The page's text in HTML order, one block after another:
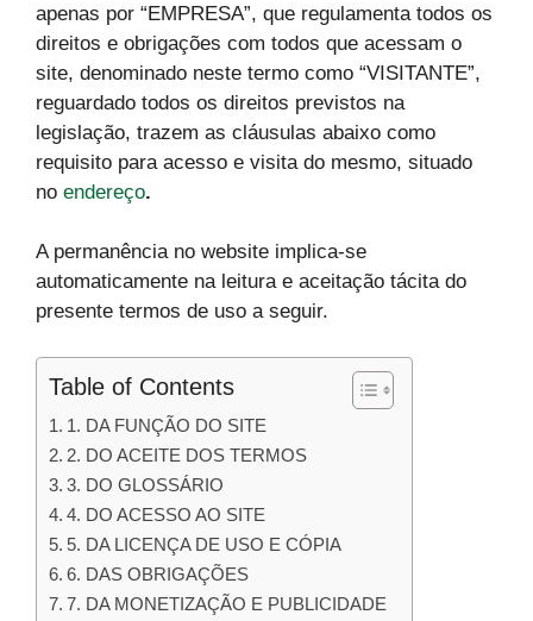
apenas por “EMPRESA”, que regulamenta todos os
direitos e obrigações com todos que acessam o
site, denominado neste termo como “VISITANTE”,
reguardado todos os direitos previstos na
legislação, trazem as cláusulas abaixo como
requisito para acesso e visita do mesmo, situado
no endereço.
A permanência no website implica-se
automaticamente na leitura e aceitação tácita do
presente termos de uso a seguir.
Table of Contents
1. DA FUNÇÃO DO SITE
2. DO ACEITE DOS TERMOS
3. DO GLOSSÁRIO
4. DO ACESSO AO SITE
5. DA LICENÇA DE USO E CÓPIA
6. DAS OBRIGAÇÕES
7. DA MONETIZAÇÃO E PUBLICIDADE